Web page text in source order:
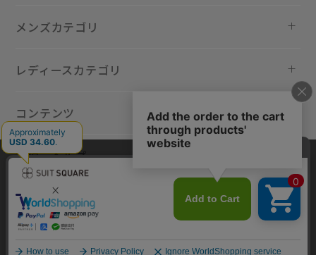
メンズカテゴリ
レディースカテゴリ
コンテンツ
規約・ヘルプ
Copyright © AOYAMA TRADING Co.,Ltd. All Rights Reserved
当サイトでは利用体験の向上およびコンテンツの最適な提供、トラフィ
ックの分析を目的としてCookieを使用しています。サイトの閲覧を継続
された場合、Cookieの利用に同意したものといたします。詳細について
はプライバシーポリシー をご確認ください。
同意して閉じる